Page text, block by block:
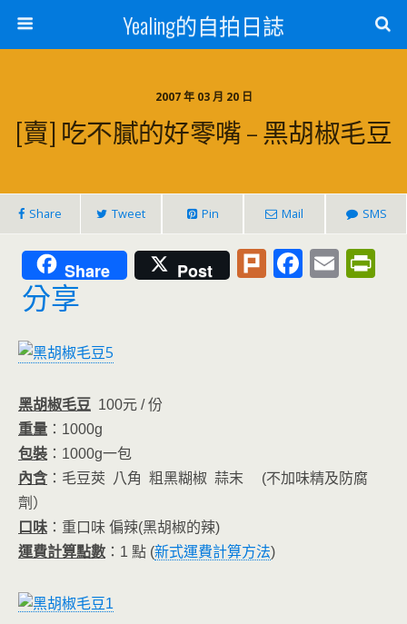
Yealing的自拍日誌
2007 年 03 月 20 日
[賣] 吃不膩的好零嘴 – 黑胡椒毛豆
Share Tweet Pin Mail SMS
Share Post Pl F E
分享
黑胡椒毛豆
100元 / 份
重量 ：1000g
包裝 ：1000g一包
內含：毛豆莢 八角 粗黑糊椒 蒜末 (不加味精及防腐
劑）
口味 ：重口味 偏辣(黑胡椒的辣)
運費計算點數 ：1 點 (新式運費計算方法)